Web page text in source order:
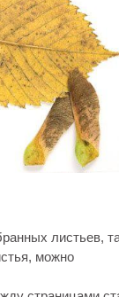
листьев,
можно